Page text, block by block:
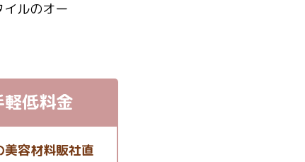
ルのオー
軽低料金
美容材料販社直